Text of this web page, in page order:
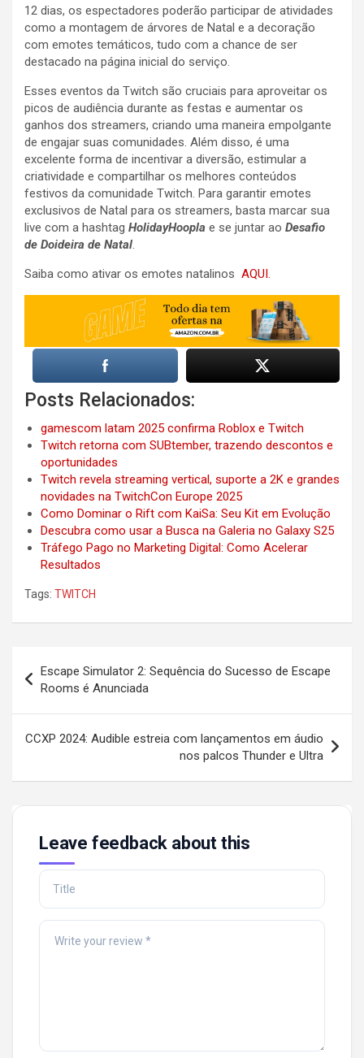
12 dias, os espectadores poderão participar de atividades
como a montagem de árvores de Natal e a decoração
com emotes temáticos, tudo com a chance de ser
destacado na página inicial do serviço.
Esses eventos da Twitch são cruciais para aproveitar os
picos de audiência durante as festas e aumentar os
ganhos dos streamers, criando uma maneira empolgante
de engajar suas comunidades. Além disso, é uma
excelente forma de incentivar a diversão, estimular a
criatividade e compartilhar os melhores conteúdos
festivos da comunidade Twitch. Para garantir emotes
exclusivos de Natal para os streamers, basta marcar sua
live com a hashtag HolidayHoopla e se juntar ao Desafio
de Doideira de Natal.
Saiba como ativar os emotes natalinos AQUI.
Posts Relacionados:
gamescom latam 2025 confirma Roblox e Twitch
Twitch retorna com SUBtember, trazendo descontos e
oportunidades
Twitch revela streaming vertical, suporte a 2K e grandes
novidades na TwitchCon Europe 2025
Como Dominar o Rift com KaiSa: Sеu Kit еm Evolução
Descubra como usar a Busca na Galeria no Galaxy S25
Tráfego Pago no Marketing Digital: Como Acelerar
Resultados
Tags: TWITCH
navigation
Escape Simulator 2: Sequência do Sucesso de Escape
Rooms é Anunciada
CCXP 2024: Audible estreia com lançamentos em áudio
nos palcos Thunder e Ultra
Leave feedback about this